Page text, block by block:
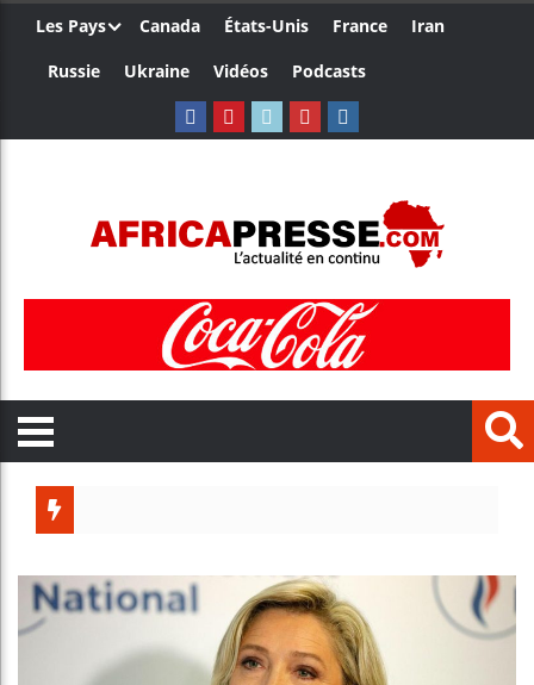
Les Pays Canada États-Unis France
Iran
Russie
Ukraine Vidéos Podcasts